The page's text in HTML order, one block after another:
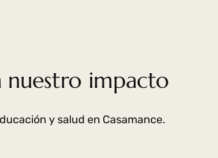
nuestro impacto
y salud en Casamance.